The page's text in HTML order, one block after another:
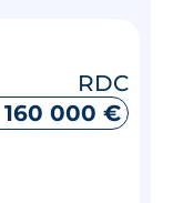
RDC
160 000 €